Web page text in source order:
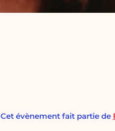
Cet évènement fait partie de